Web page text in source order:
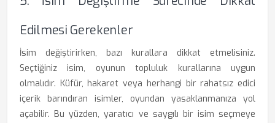
Edilmesi Gerekenler
İsim değiştirirken, bazı kurallara dikkat etmelisiniz.
Seçtiğiniz isim, oyunun topluluk kurallarına uygun
olmalıdır. Küfür, hakaret veya herhangi bir rahatsız edici
içerik barındıran isimler, oyundan yasaklanmanıza yol
açabilir. Bu yüzden, yaratıcı ve saygılı bir isim seçmeye